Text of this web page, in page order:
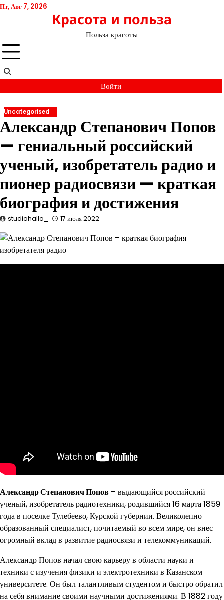
Перейти
Пт, Авг 7, 2026
Красота и польза
Польза красоты
Войти
Uncategorised
Александр Степанович Попов
— гениальный российский
ученый, изобретатель радио и
пионер радиосвязи — краткая
биография и достижения
studiohallo_ 17 июля 2022
Александр Степанович Попов – выдающийся российский
ученый, изобретатель радиотехники, родившийся 16 марта 1859
года в поселке Тулебеево, Курской губернии. Великолепно
образованный специалист, почитаемый во всем мире, он внес
огромный вклад в развитие радиосвязи и телекоммуникаций.
Александр Попов начал свою карьеру в области науки и
техники с изучения физики и электротехники в Казанском
университете. Он был талантливым студентом и быстро обратил
на себя внимание своими научными достижениями. В 1882 году